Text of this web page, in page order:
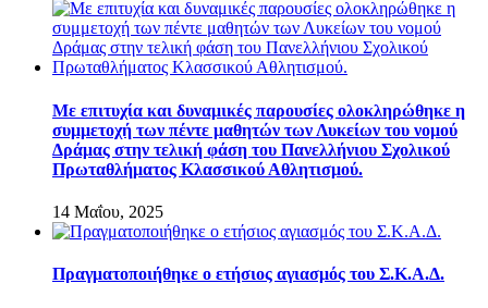
Με επιτυχία και δυναμικές παρουσίες ολοκληρώθηκε η
συμμετοχή των πέντε μαθητών των Λυκείων του νομού
Δράμας στην τελική φάση του Πανελλήνιου Σχολικού
Πρωταθλήματος Κλασσικού Αθλητισμού.
14 Μαΐου, 2025
Πραγματοποιήθηκε ο ετήσιος αγιασμός του Σ.Κ.Α.Δ.